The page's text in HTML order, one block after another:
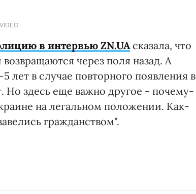
в интервью ZN.UAсказала, что
через поля назад. А
лет в случае повторного появления в
Но здесь еще важно другое - почему-
на легальном положении. Как-
гражданством".